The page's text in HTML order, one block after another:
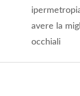
avere la
occhiali